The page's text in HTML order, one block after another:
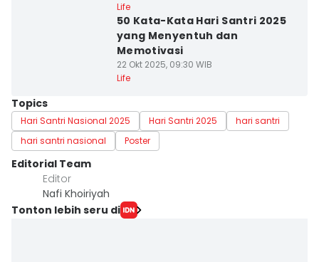
Life
50 Kata-Kata Hari Santri 2025
yang Menyentuh dan
Memotivasi
22 Okt 2025, 09:30 WIB
Life
Topics
Hari Santri Nasional 2025 Hari Santri 2025
hari santri
hari santri nasional
Poster
Editorial Team
Editor
Nafi Khoiriyah
Tonton lebih seru di